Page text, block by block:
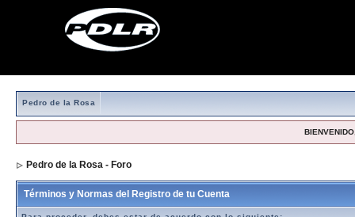
Pedro de la Rosa
Pedro de la Rosa - Foro
Términos y Normas del Registro de tu Cuenta